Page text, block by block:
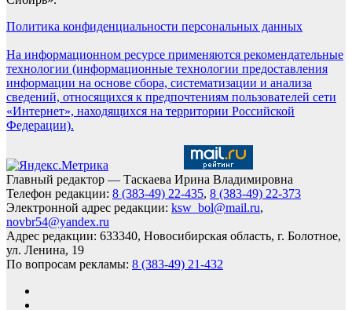
Политика конфиденциальности персональных данных
На информационном ресурсе применяются рекомендательные
технологии (информационные технологии предоставления
информации на основе сбора, систематизации и анализа
сведений, относящихся к предпочтениям пользователей сети
«Интернет», находящихся на территории Российской
Федерации).
Главный редактор — Таскаева Ирина Владимировна
Телефон редакции: 8 (383-49) 22-435, 8 (383-49) 22-373
Электронной адрес редакции: ksw_bol@mail.ru,
novbr54@yandex.ru
Адрес редакции: 633340, Новосибирская область, г. Болотное,
ул. Ленина, 19
По вопросам рекламы: 8 (383-49) 21-432